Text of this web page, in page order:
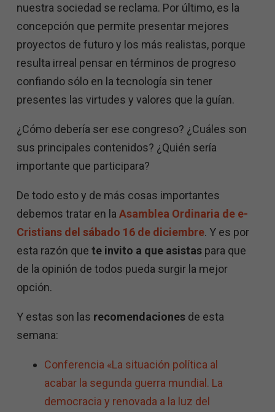
nuestra sociedad se reclama. Por último, es la
concepción que permite presentar mejores
proyectos de futuro y los más realistas, porque
resulta irreal pensar en términos de progreso
confiando sólo en la tecnología sin tener
presentes las virtudes y valores que la guían.
¿Cómo debería ser ese congreso? ¿Cuáles son
sus principales contenidos? ¿Quién sería
importante que participara?
De todo esto y de más cosas importantes
debemos tratar en la Asamblea Ordinaria de e-
Cristians del sábado 16 de diciembre. Y es por
esta razón que te invito a que asistas para que
de la opinión de todos pueda surgir la mejor
opción.
Y estas son las recomendaciones de esta
semana:
Conferencia «La situación política al
acabar la segunda guerra mundial. La
democracia y renovada a la luz del